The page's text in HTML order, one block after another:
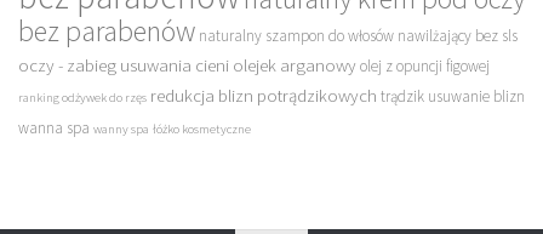
bez parabenów naturalny szampon do włosów nawilżający bez sls
oczy - zabieg usuwania cieni olejek arganowy olej z opuncji figowej
ranking odżywek do rzęs redukcja blizn potrądzikowych trądzik usuwanie blizn
wanna spa wanny spa łóżko kosmetyczne